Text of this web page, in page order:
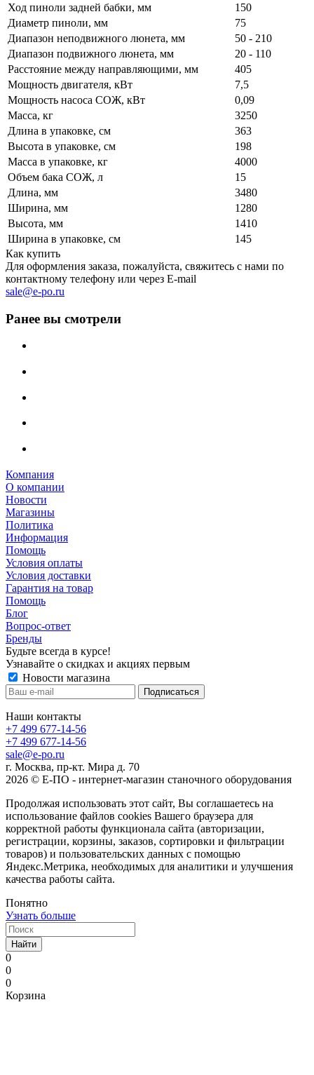
Ход пиноли задней бабки, мм
150
Диаметр пиноли, мм
75
Диапазон неподвижного люнета, мм
50 - 210
Диапазон подвижного люнета, мм
20 - 110
Расстояние между направляющими, мм
405
Мощность двигателя, кВт
7,5
Мощность насоса СОЖ, кВт
0,09
Масса, кг
3250
Длина в упаковке, см
363
Высота в упаковке, см
198
Масса в упаковке, кг
4000
Объем бака СОЖ, л
15
Длина, мм
3480
Ширина, мм
1280
Высота, мм
1410
Ширина в упаковке, см
145
Как купить
Для оформления заказа, пожалуйста, свяжитесь с нами по
контактному телефону или через E-mail
sale@e-po.ru
Ранее вы смотрели
Компания
О компании
Новости
Магазины
Политика
Информация
Помощь
Условия оплаты
Условия доставки
Гарантия на товар
Помощь
Блог
Вопрос-ответ
Бренды
Будьте всегда в курсе!
Узнавайте о скидках и акциях первым
Новости магазина
Наши контакты
+7 499 677-14-56
+7 499 677-14-56
sale@e-po.ru
г. Москва, пр-кт. Мира д. 70
2026 © Е-ПО - интернет-магазин станочного оборудования
Продолжая использовать этот сайт, Вы соглашаетесь на
использование файлов cookies Вашего браузера для
корректной работы функционала сайта (авторизации,
регистрации, корзины, заказов, сортировки и фильтрации
товаров) и пользовательских данных с помощью
Яндекс.Метрика, необходимых для аналитики и улучшения
качества работы сайта.
Понятно
Узнать больше
Найти
0
0
0
Корзина